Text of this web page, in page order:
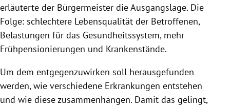
erläuterte der Bürgermeister die Ausgangslage. Die
Folge: schlechtere Lebensqualität der Betroffenen,
Belastungen für das Gesundheitssystem, mehr
Frühpensionierungen und Krankenstände.
Um dem entgegenzuwirken soll herausgefunden
werden, wie verschiedene Erkrankungen entstehen
und wie diese zusammenhängen. Damit das gelingt,